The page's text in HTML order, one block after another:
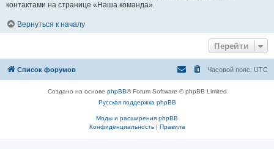
контактами на странице «Наша команда».
Вернуться к началу
Перейти
Список форумов Часовой пояс: UTC
Создано на основе phpBB® Forum Software © phpBB Limited
Русская поддержка phpBB
Моды и расширения phpBB
Конфиденциальность| Правила